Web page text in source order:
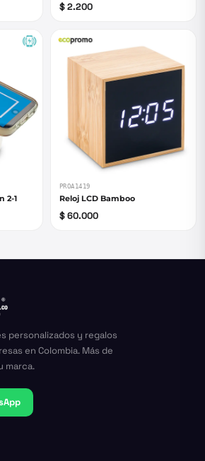
$ 2.200
2-1
PROA1419
Reloj LCD Bamboo
$ 60.000
personalizados y regalos
en Colombia. Más de
marca.